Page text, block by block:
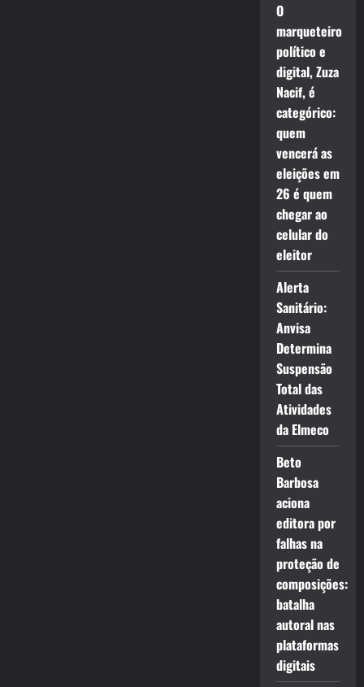
O
marqueteiro
político e
digital, Zuza
Nacif, é
categórico:
quem
vencerá as
eleições em
26 é quem
chegar ao
celular do
eleitor
Alerta
Sanitário:
Anvisa
Determina
Suspensão
Total das
Atividades
da Elmeco
Beto
Barbosa
aciona
editora por
falhas na
proteção de
composições:
batalha
autoral nas
plataformas
digitais